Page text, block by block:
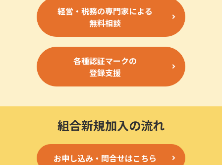
経営・税務の専門家による
無料相談
各種認証マークの
登録支援
組合新規加入の流れ
お申し込み・問合せはこちら